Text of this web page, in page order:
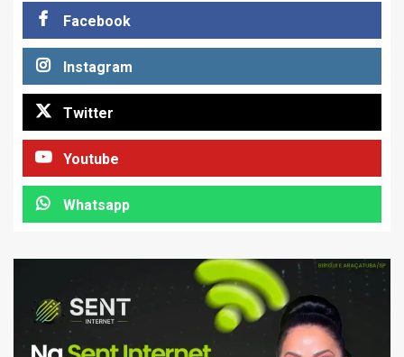
Facebook
Instagram
Twitter
Youtube
Whatsapp